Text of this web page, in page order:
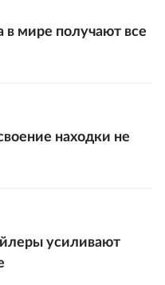
в мире получают все
находки не
усиливают